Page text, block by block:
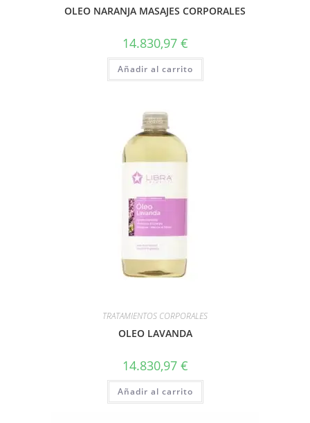
OLEO NARANJA MASAJES CORPORALES
14.830,97 €
Añadir al carrito
TRATAMIENTOS CORPORALES
OLEO LAVANDA
14.830,97 €
Añadir al carrito